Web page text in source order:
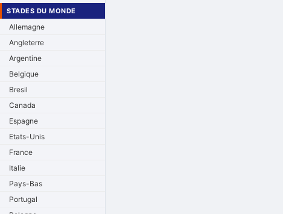
STADES DU MONDE
Allemagne
Angleterre
Argentine
Belgique
Bresil
Canada
Espagne
Etats-Unis
France
Italie
Pays-Bas
Portugal